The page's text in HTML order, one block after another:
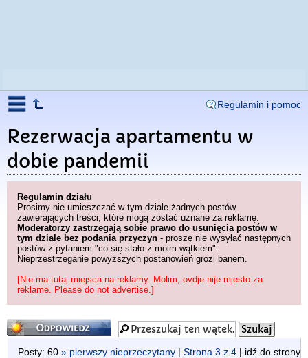
Regulamin i pomoc
Rezerwacja apartamentu w
dobie pandemii
Regulamin działu
Prosimy nie umieszczać w tym dziale żadnych postów
zawierających treści, które mogą zostać uznane za reklamę.
Moderatorzy zastrzegają sobie prawo do usunięcia postów w
tym dziale bez podania przyczyn - proszę nie wysyłać następnych
postów z pytaniem "co się stało z moim wątkiem".
Nieprzestrzeganie powyższych postanowień grozi banem.
[Nie ma tutaj miejsca na reklamy. Molim, ovdje nije mjesto za
reklame. Please do not advertise.]
Odpowiedz
Posty: 60 » pierwszy nieprzeczytany | Strona 3 z 4 | idź do strony